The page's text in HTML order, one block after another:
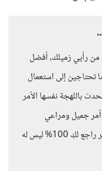
رأيي زميلك، أفضل
تحتاجين إلى استعمال
باللهجة نفسها الأمر
جميل ومراعي
للشخص الآخر في الحديث، أي الأمر راجع لكِ 100% ليس له